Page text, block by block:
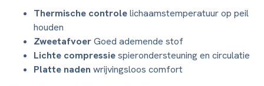
Thermische controlelichaamstemperatuur op peil
houden
ZweetafvoerGoed ademende stof
Lichte compressiespierondersteuning en circulatie
Platte naden wrijvingsloos comfort